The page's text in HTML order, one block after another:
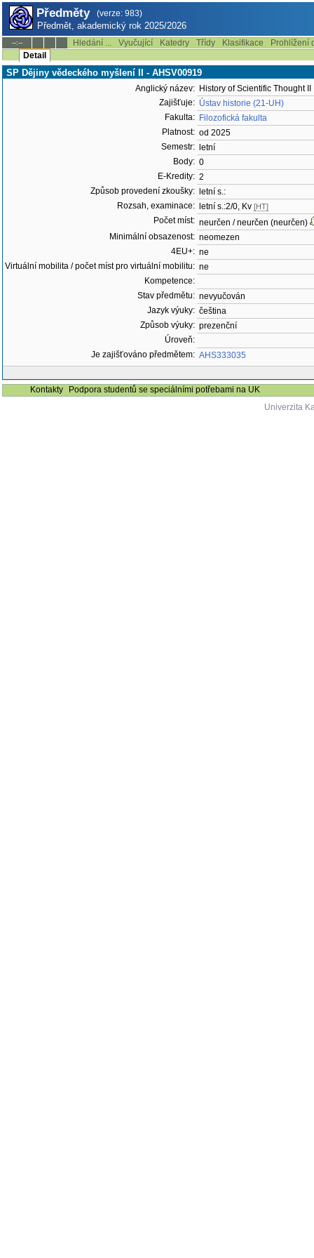
Předměty (verze: 983)
Předmět, akademický rok 2025/2026
--:-- Hledání ... Vyučující Katedry Třídy Klasifikace
Prohlížení
Detail
SP Dějiny vědeckého myšlení II - AHSV00919
Anglický název: History of Scientific Thought II
Zajišťuje: Ústav historie (21-UH)
Fakulta: Filozofická fakulta
Platnost: od 2025
Semestr:
letní
Body: 0
E-Kredity: 2
Způsob provedení zkoušky:
letní s.:
Rozsah, examinace:
letní s.:2/0, Kv [HT]
Počet míst: neurčen / neurčen (neurčen)
Minimální obsazenost: neomezen
4EU+: ne
Virtuální mobilita / počet míst pro virtuální mobilitu: ne
Kompetence:
Stav předmětu: nevyučován
Jazyk výuky: čeština
Způsob výuky: prezenční
Úroveň:
Je zajišťováno předmětem: AHS333035
Kontakty
Podpora studentů se speciálními potřebami na UK
Univerzita